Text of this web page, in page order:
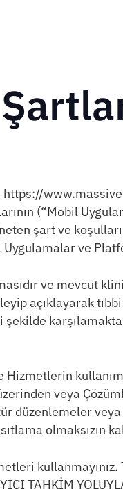
https://
(“Mobil
şart ve
Uygulamalar ve
ve mevcut
açıklayarak
şekilde
veya
düzenlemeler
TAHKİM